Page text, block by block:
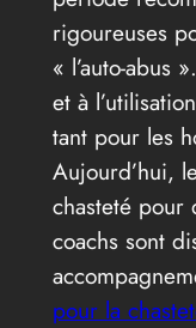
rigoureuses
« l’auto-abus
et à
tant pour les
Aujourd’hui,
chasteté pour
coachs sont
pour la